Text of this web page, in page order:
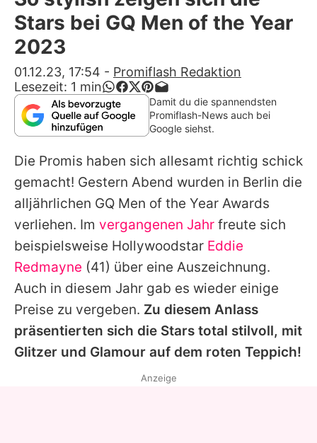
Alle Themen auf Promiflash
App runterladen
Team
Redaktionelle Richtlinien
Impressum
Datenschutzerklärung
Nutzungsbedingungen
Utiq verwalten
Stars bei GQ Men of the Year
2023
01.12.23, 17:54 - Promiflash Redaktion
Lesezeit: 1 min
Damit du die spannendsten
Promiflash-News auch bei
Google siehst.
Die Promis haben sich allesamt richtig schick
gemacht! Gestern Abend wurden in Berlin die
alljährlichen GQ Men of the Year Awards
verliehen. Im vergangenen Jahr freute sich
beispielsweise Hollywoodstar Eddie
Redmayne (41) über eine Auszeichnung.
Auch in diesem Jahr gab es wieder einige
Preise zu vergeben. Zu diesem Anlass
präsentierten sich die Stars total stilvoll, mit
Glitzer und Glamour auf dem roten Teppich!
Anzeige